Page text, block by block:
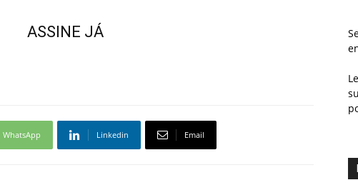
ASSINE JÁ
WhatsApp Linkedin Email